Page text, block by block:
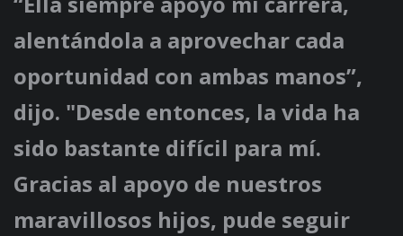
alentándola a aprovechar cada
oportunidad con ambas manos”,
dijo. "Desde entonces, la vida ha
sido bastante difícil para mí.
Gracias al apoyo de nuestros
maravillosos hijos, pude seguir